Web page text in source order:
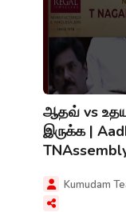
ஆதவ் vs
இருக்க |
Kumudam